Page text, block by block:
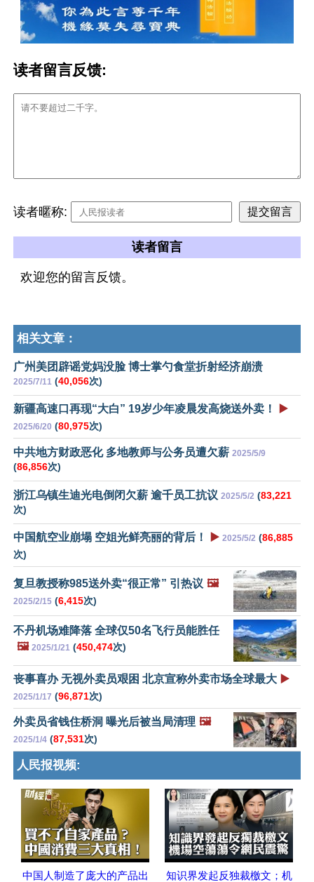
读者留言反馈:
读者暱称:
读者留言
欢迎您的留言反馈。
相关文章：
广州美团辟谣党妈没脸 博士掌勺食堂折射经济崩溃
2025/7/11 (40,056次)
新疆高速口再现“大白” 19岁少年凌晨发高烧送外卖！ ▶️
2025/6/20 (80,975次)
中共地方财政恶化 多地教师与公务员遭欠薪 2025/5/9
(86,856次)
浙江乌镇生迪光电倒闭欠薪 逾千员工抗议 2025/5/2 (83,221
次)
中国航空业崩塌 空姐光鲜亮丽的背后！ ▶️ 2025/5/2 (86,885
次)
复旦教授称985送外卖“很正常” 引热议 🖼️
2025/2/15 (6,415次)
不丹机场难降落 全球仅50名飞行员能胜任
🖼️ 2025/1/21 (450,474次)
丧事喜办 无视外卖员艰困 北京宣称外卖市场全球最大 ▶️
2025/1/17 (96,871次)
外卖员省钱住桥洞 曝光后被当局清理 🖼️
2025/1/4 (87,531次)
人民报视频:
中国人制造了庞大的产品出 知识界发起反独裁檄文；机